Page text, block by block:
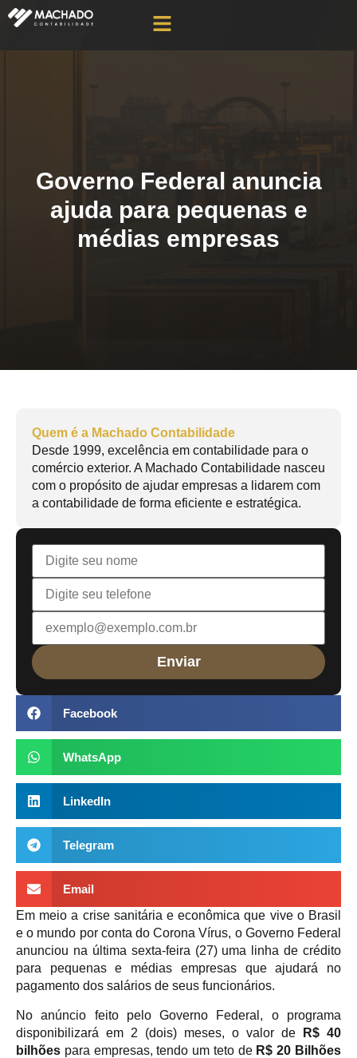
Governo Federal anuncia
ajuda para pequenas e
médias empresas
Quem é a Machado Contabilidade
Desde 1999, excelência em contabilidade para o
comércio exterior. A Machado Contabilidade nasceu
com o propósito de ajudar empresas a lidarem com
a contabilidade de forma eficiente e estratégica.
Facebook
WhatsApp
LinkedIn
Telegram
Email
Em meio a crise sanitária e econômica que vive o Brasil
e o mundo por conta do Corona Vírus, o Governo Federal
anunciou na última sexta-feira (27) uma linha de crédito
para pequenas e médias empresas que ajudará no
pagamento dos salários de seus funcionários.
No anúncio feito pelo Governo Federal, o programa
disponibilizará em 2 (dois) meses, o valor de
R$ 40
bilhões para empresas, tendo um teto de R$ 20 Bilhões